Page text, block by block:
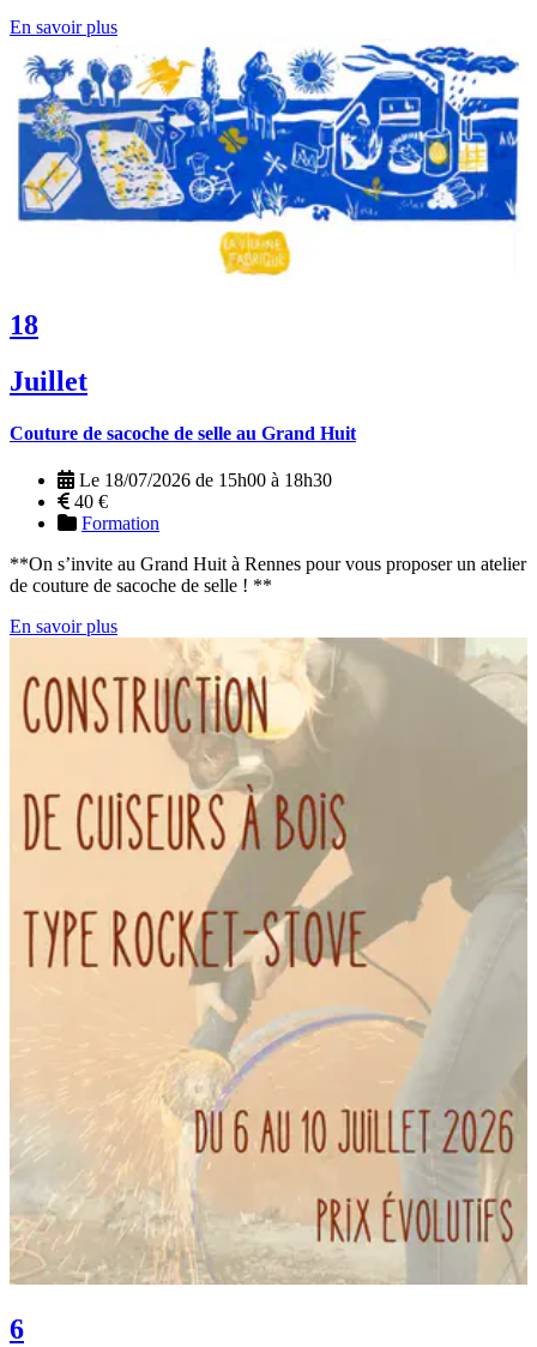
En savoir plus
18
Juillet
Couture de sacoche de selle au Grand Huit
Le 18/07/2026 de 15h00 à 18h30
40 €
Formation
**On s’invite au Grand Huit à Rennes pour vous proposer un atelier
de couture de sacoche de selle ! **
En savoir plus
6